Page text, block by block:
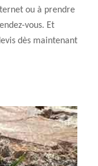
ou à prendre
vous. Et
dès maintenant